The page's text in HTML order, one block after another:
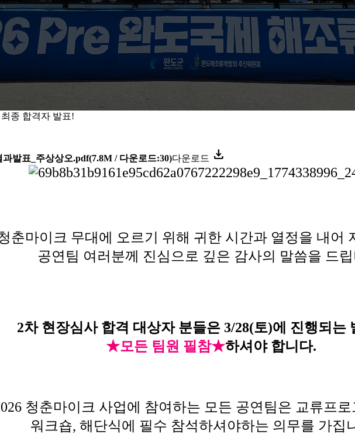
종 합격자 발표!
과발표_주상상오.pdf(7.8M / 다운로드:30)다운로드 download
춘마이크 무대에 오르기 위해 귀한 시간과 열정을 내어
공연팀 여러분께 진심으로 깊은 감사의 말씀을 드
2차 현장심사 합격 대상자 분들은 3/28(토)에 진행되는
★모든 팀원 필참★하셔야 합니다.
청춘마이크 사업에 참여하는 모든 공연팀은 교류프
워크숍, 해단식에 필수 참석하셔야하는 의무를 가집